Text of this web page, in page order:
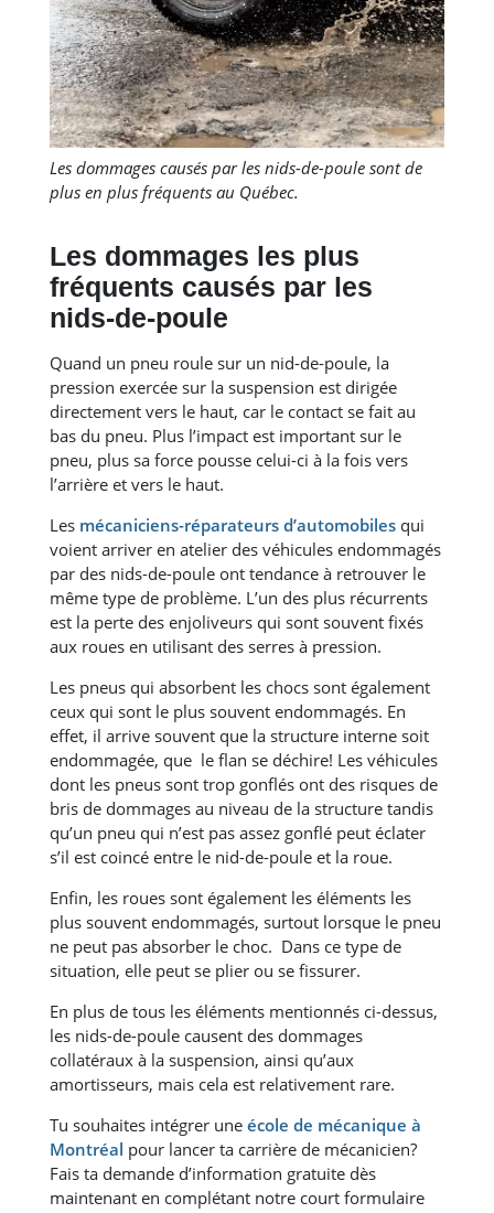
Les dommages causés par les nids-de-poule sont de
plus en plus fréquents au Québec.
Les dommages les plus
fréquents causés par les
nids-de-poule
Quand un pneu roule sur un nid-de-poule, la
pression exercée sur la suspension est dirigée
directement vers le haut, car le contact se fait au
bas du pneu. Plus l’impact est important sur le
pneu, plus sa force pousse celui-ci à la fois vers
l’arrière et vers le haut.
Les mécaniciens-réparateurs d’automobiles qui
voient arriver en atelier des véhicules endommagés
par des nids-de-poule ont tendance à retrouver le
même type de problème. L’un des plus récurrents
est la perte des enjoliveurs qui sont souvent fixés
aux roues en utilisant des serres à pression.
Les pneus qui absorbent les chocs sont également
ceux qui sont le plus souvent endommagés. En
effet, il arrive souvent que la structure interne soit
endommagée, que le flan se déchire! Les véhicules
dont les pneus sont trop gonflés ont des risques de
bris de dommages au niveau de la structure tandis
qu’un pneu qui n’est pas assez gonflé peut éclater
s’il est coincé entre le nid-de-poule et la roue.
Enfin, les roues sont également les éléments les
plus souvent endommagés, surtout lorsque le pneu
ne peut pas absorber le choc. Dans ce type de
situation, elle peut se plier ou se fissurer.
En plus de tous les éléments mentionnés ci-dessus,
les nids-de-poule causent des dommages
collatéraux à la suspension, ainsi qu’aux
amortisseurs, mais cela est relativement rare.
Tu souhaites intégrer une école de mécanique à
Montréal pour lancer ta carrière de mécanicien?
Fais ta demande d’information gratuite dès
maintenant en complétant notre court formulaire